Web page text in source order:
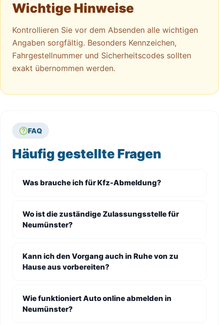
Wichtige Hinweise
Kontrollieren Sie vor dem Absenden alle wichtigen
Angaben sorgfältig. Besonders Kennzeichen,
Fahrgestellnummer und Sicherheitscodes sollten
exakt übernommen werden.
FAQ
Häufig gestellte Fragen
Was brauche ich für Kfz-Abmeldung?
Wo ist die zuständige Zulassungsstelle für
Neumünster?
Kann ich den Vorgang auch in Ruhe von zu
Hause aus vorbereiten?
Wie funktioniert Auto online abmelden in
Neumünster?